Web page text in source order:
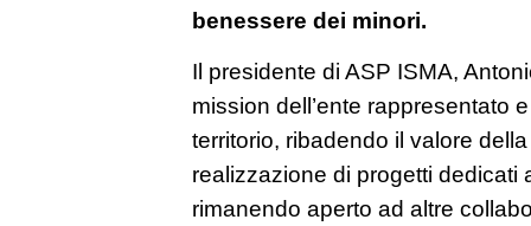
benessere dei minori.
Il presidente di ASP ISMA,
mission dell’ente rappresentato
territorio, ribadendo il valore
realizzazione di progetti dedicati
rimanendo aperto ad altre